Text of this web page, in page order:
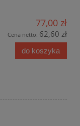
77,00 zł
Cena netto: 62,60 zł
do koszyka